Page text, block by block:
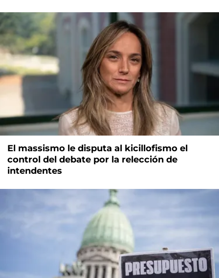
El massismo le disputa al kicillofismo el
control del debate por la relección de
intendentes